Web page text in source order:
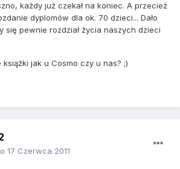
każdy już czekał na koniec. A przecież
dyplomów dla ok. 70 dzieci... Dało
się pewnie rozdział życia naszych dzieci
książki jak u Cosmo czy u nas? ;)
17 Czerwca 2011